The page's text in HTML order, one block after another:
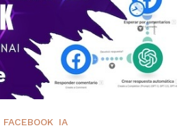
FACEBOOK IA